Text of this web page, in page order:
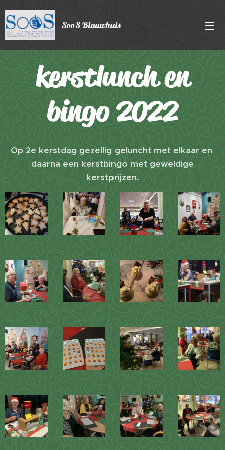
SooS Blauwhuis
kerstlunch en
bingo 2022
Op 2e kerstdag gezellig geluncht met elkaar en
daarna een kerstbingo met geweldige
kerstprijzen.